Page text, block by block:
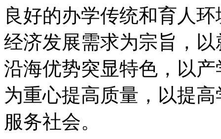
良好的办学传统和育人
经济发展需求为宗旨，
沿海优势突显特色，以
为重心提高质量，以提
服务社会。